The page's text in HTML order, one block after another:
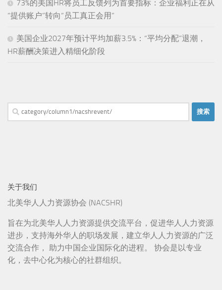
73%的美国HR将员工反馈列为首要指标：企业福利正在从
“提供账户”转向“员工真正会用”
美国企业2027年预计平均加薪3.5%：“平均分配”退潮，
HR薪酬决策进入精细化阶段
搜
索：
关于我们
北美华人人力资源协会 (NACSHR)
旨在为北美华人人力资源提供交流平台，促进华人人力资源
进步，支持海外华人的职场发展，建立华人人力资源的广泛
交流合作， 助力中国企业国际化的进程。 协会是以专业
化，去中心化为核心的社群组织。